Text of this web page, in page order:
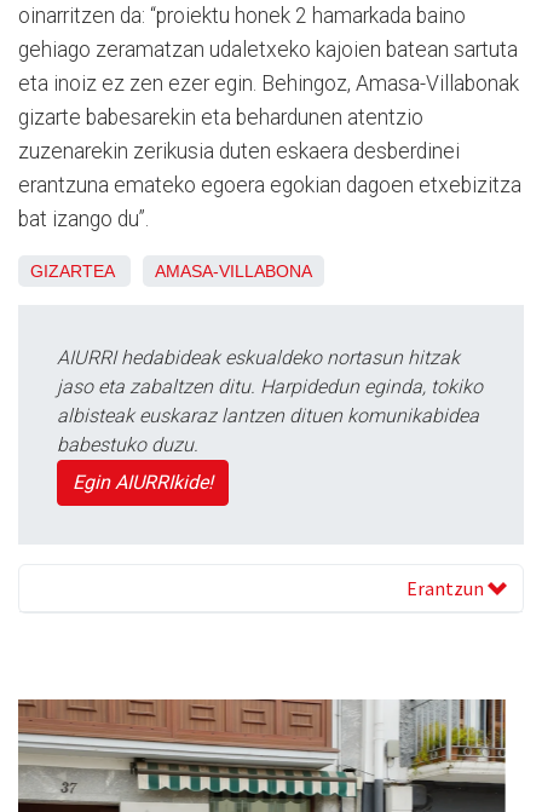
oinarritzen da: “proiektu honek 2 hamarkada baino
gehiago zeramatzan udaletxeko kajoien batean sartuta
eta inoiz ez zen ezer egin. Behingoz, Amasa-Villabonak
gizarte babesarekin eta behardunen atentzio
zuzenarekin zerikusia duten eskaera desberdinei
erantzuna emateko egoera egokian dagoen etxebizitza
bat izango du”.
GIZARTEA AMASA-VILLABONA
AIURRI hedabideak eskualdeko nortasun hitzak
jaso eta zabaltzen ditu. Harpidedun eginda, tokiko
albisteak euskaraz lantzen dituen komunikabidea
babestuko duzu.
Egin AIURRIkide!
Erantzun